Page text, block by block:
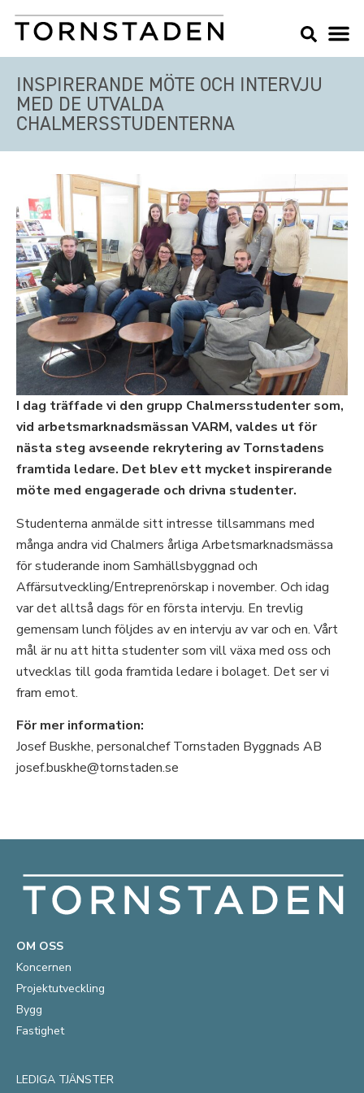
INSPIRERANDE MÖTE OCH INTERVJU
MED DE UTVALDA
CHALMERSSTUDENTERNA
I dag träffade vi den grupp Chalmersstudenter som,
vid arbetsmarknadsmässan VARM, valdes ut för
nästa steg avseende rekrytering av Tornstadens
framtida ledare. Det blev ett mycket inspirerande
möte med engagerade och drivna studenter.
Studenterna anmälde sitt intresse tillsammans med
många andra vid Chalmers årliga Arbetsmarknadsmässa
för studerande inom Samhällsbyggnad och
Affärsutveckling/Entreprenörskap i november. Och idag
var det alltså dags för en första intervju. En trevlig
gemensam lunch följdes av en intervju av var och en. Vårt
mål är nu att hitta studenter som vill växa med oss och
utvecklas till goda framtida ledare i bolaget. Det ser vi
fram emot.
För mer information:
Josef Buskhe, personalchef Tornstaden Byggnads AB
josef.buskhe@tornstaden.se
OM OSS
Koncernen
Projektutveckling
Bygg
Fastighet
LEDIGA TJÄNSTER